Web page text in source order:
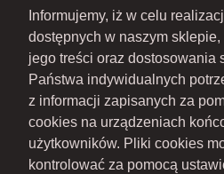
Informujemy, iż w celu
dostępnych w naszym
jego treści oraz dostosowania
Państwa indywidualnych
z informacji zapisanych za
cookies na urządzeniach
użytkowników. Pliki cookies
kontrolować za pomocą
MOJE KONTO
INFORMACJE
O FIRMIE